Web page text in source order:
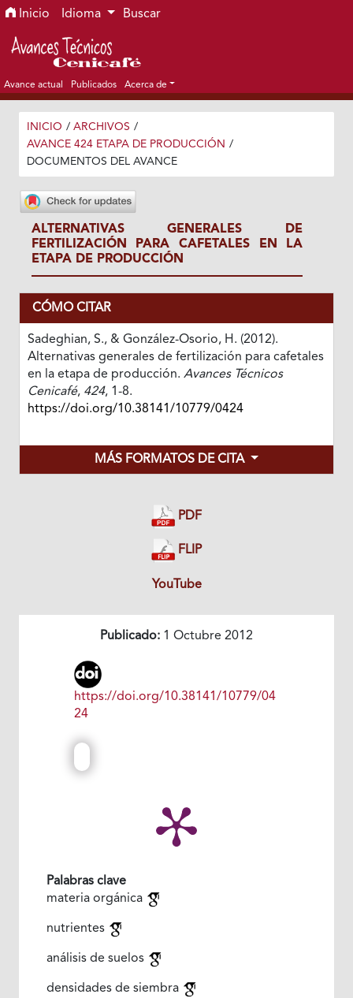
Ir al menú de navegación principal
Ir al contenido principal
Ir al pie de página del sitio
Inicio Idioma Buscar
Avance actual Publicados Acerca de
INICIO / ARCHIVOS /
AVANCE 424 ETAPA DE PRODUCCIÓN /
DOCUMENTOS DEL AVANCE
ALTERNATIVAS GENERALES DE
FERTILIZACIÓN PARA CAFETALES EN LA
ETAPA DE PRODUCCIÓN
CÓMO CITAR
Sadeghian, S., & González-Osorio, H. (2012).
Alternativas generales de fertilización para cafetales
en la etapa de producción. Avances Técnicos
Cenicafé, 424, 1-8.
https://doi.org/10.38141/10779/0424
MÁS FORMATOS DE CITA
PDF
FLIP
YouTube
Publicado: 1 Octubre 2012
https://doi.org/10.38141/10779/04
24
Palabras clave
materia orgánica
nutrientes
análisis de suelos
densidades de siembra